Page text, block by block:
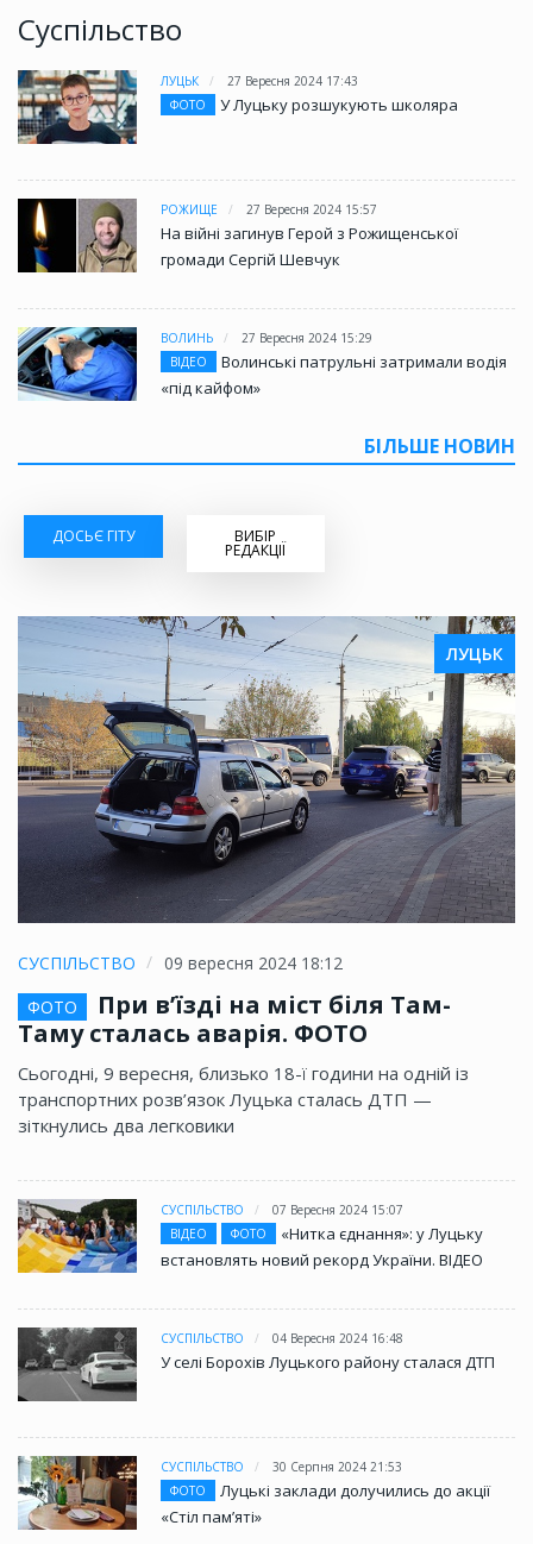
Суспільство
ЛУЦЬК
27 Вересня 2024 17:43
ФОТО
У Луцьку розшукують школяра
РОЖИЩЕ 27 Вересня 2024 15:57
На війні загинув Герой з Рожищенської
громади Сергій Шевчук
ВОЛИНЬ
27 Вересня 2024 15:29
ВІДЕО
Волинські патрульні затримали водія
«під кайфом»
БІЛЬШЕ НОВИН
ДОСЬЄ ГІТУ ВИБІР
РЕДАКЦІЇ
ЛУЦЬК
СУСПІЛЬСТВО
09 вересня 2024 18:12
ФОТО
При в’їзді на міст біля Там-
Таму сталась аварія. ФОТО
Сьогодні, 9 вересня, близько 18-ї години на одній із
транспортних розв’язок Луцька сталась ДТП —
зіткнулись два легковики
СУСПІЛЬСТВО
07 Вересня 2024 15:07
ВІДЕО
ФОТО
«Нитка єднання»: у Луцьку
встановлять новий рекорд України. ВІДЕО
СУСПІЛЬСТВО 04 Вересня 2024 16:48
У селі Борохів Луцького району сталася ДТП
СУСПІЛЬСТВО
30 Серпня 2024 21:53
ФОТО
Луцькі заклади долучились до акції
«Стіл памʼяті»